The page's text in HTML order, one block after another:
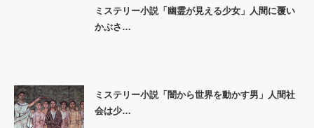
ミステリー小説「幽霊が見える少女」人間に覆い
かぶさ…
ミステリー小説「闇から世界を動かす男」人間社
会は少…